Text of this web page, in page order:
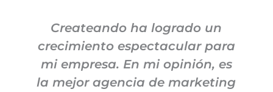
Createando ha logrado un
crecimiento espectacular para
mi empresa. En mi opinión, es
la mejor agencia de marketing